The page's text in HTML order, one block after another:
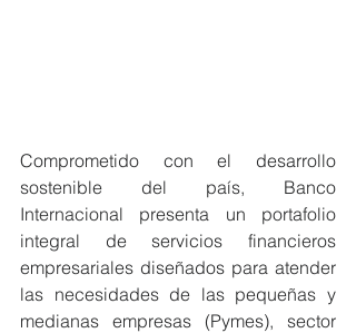
Comprometido con el desarrollo
sostenible del país, Banco
Internacional presenta un portafolio
integral de servicios financieros
empresariales diseñados para atender
las necesidades de las pequeñas y
medianas empresas (Pymes), sector